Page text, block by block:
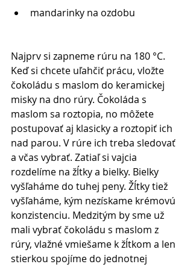
mandarinky na ozdobu
Najprv si zapneme rúru na 180 °C.
Keď si chcete uľahčiť prácu, vložte
čokoládu s maslom do keramickej
misky na dno rúry. Čokoláda s
maslom sa roztopia, no môžete
postupovať aj klasicky a roztopiť ich
nad parou. V rúre ich treba sledovať
a včas vybrať. Zatiaľ si vajcia
rozdelíme na žĺtky a bielky. Bielky
vyšľaháme do tuhej peny. Žĺtky tiež
vyšľaháme, kým nezískame krémovú
konzistenciu. Medzitým by sme už
mali vybrať čokoládu s maslom z
rúry, vlažné vmiešame k žĺtkom a len
stierkou spojíme do jednotnej